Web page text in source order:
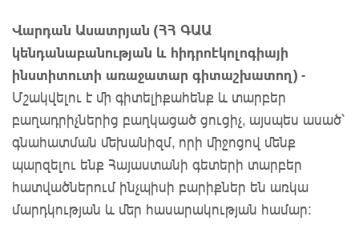
Վարդան Ասատրյան (ՀՀ ԳԱԱ
կենդանաբանության և հիդրոէկոլոգիայի
ինստիտուտի առաջատար գիտաշխատող) -
Մշակվելու է մի գիտելիքահենք և տարբեր
բաղադրիչներից բաղկացած ցուցիչ, այսպես ասած՝
գնահատման մեխանիզմ, որի միջոցով մենք
պարզելու ենք Հայաստանի գետերի տարբեր
հատվածներում ինչպիսի բարիքներ են առկա
մարդկության և մեր հասարակության համար: